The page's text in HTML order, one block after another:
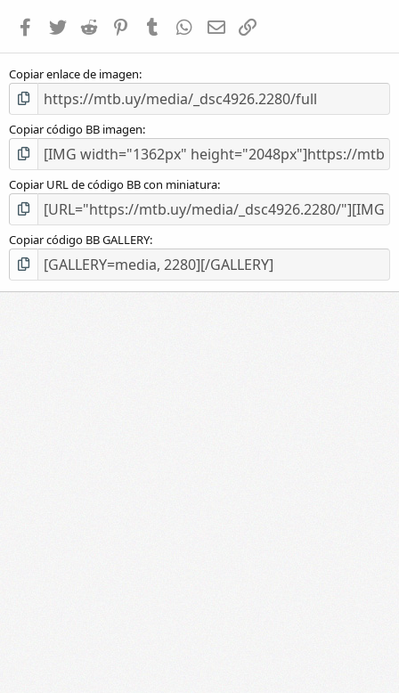
l
(
)
Facebook
Twitter Reddit PinterestTumblr WhatsApp
E-mail
Copiar enlace de imagen
Copiar código BB imagen
Copiar URL de código BB con miniatura
Copiar código BB GALLERY